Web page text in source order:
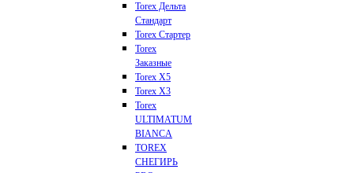
Torex Дельта
Стандарт
Torex Стартер
Torex
Заказные
Torex Х5
Torex Х3
Torex
ULTIMATUM
BIANCA
TOREX
СНЕГИРЬ